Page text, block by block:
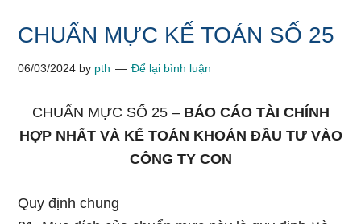
CHUẨN MỰC KẾ TOÁN SỐ 25
06/03/2024 by pth Để lại bình luận
CHUẨN MỰC SỐ 25 – BÁO CÁO TÀI CHÍNH
HỢP NHẤT VÀ KẾ TOÁN KHOẢN ĐẦU TƯ VÀO
CÔNG TY CON
Quy định chung